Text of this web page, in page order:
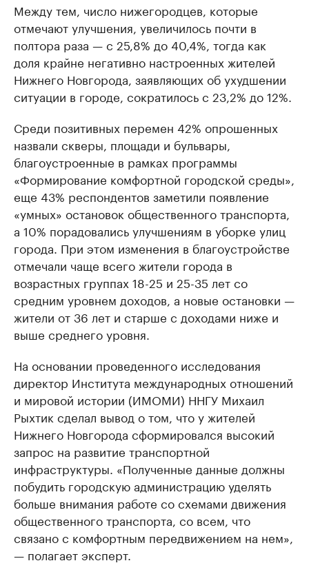
Между тем, число нижегородцев, которые
отмечают улучшения, увеличилось почти в
полтора раза — с 25,8% до 40,4%, тогда как
доля крайне негативно настроенных жителей
Нижнего Новгорода, заявляющих об ухудшении
ситуации в городе, сократилось с 23,2% до 12%.
Среди позитивных перемен 42% опрошенных
назвали скверы, площади и бульвары,
благоустроенные в рамках программы
«Формирование комфортной городской среды»,
еще 43% респондентов заметили появление
«умных» остановок общественного транспорта,
а 10% порадовались улучшениям в уборке улиц
города. При этом изменения в благоустройстве
отмечали чаще всего жители города в
возрастных группах 18-25 и 25-35 лет со
средним уровнем доходов, а новые остановки —
жители от 36 лет и старше с доходами ниже и
выше среднего уровня.
На основании проведенного исследования
директор Института международных отношений
и мировой истории (ИМОМИ) ННГУ Михаил
Рыхтик сделал вывод о том, что у жителей
Нижнего Новгорода сформировался высокий
запрос на развитие транспортной
инфраструктуры. «Полученные данные должны
побудить городскую администрацию уделять
больше внимания работе со схемами движения
общественного транспорта, со всем, что
связано с комфортным передвижением на нем»,
— полагает эксперт.